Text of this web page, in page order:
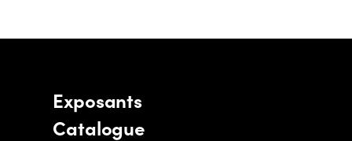
Exposants
Catalogue